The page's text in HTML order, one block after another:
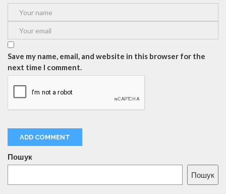
Save my name, email, and website in this browser for the
next time I comment.
Пошук
Пошук